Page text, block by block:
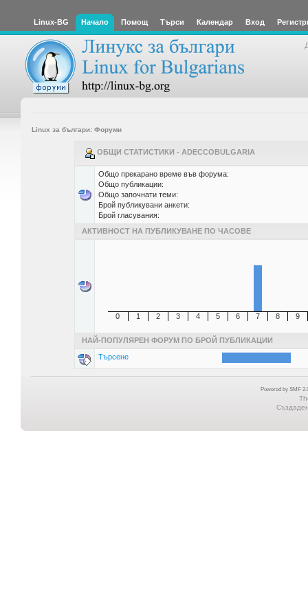
Linux-BG Начало Помощ Търси Календар Вход
Linux за българи: Форуми
ОБЩИ СТАТИСТИКИ - ADECCOBULGARIA
Общо прекарано време във форума:
Общо публикации:
Общо започнати теми:
Брой публикувани анкети:
Брой гласувания:
АКТИВНОСТ НА ПУБЛИКУВАНЕ ПО ЧАСОВЕ
0 1 2 3 4 5 6 7 8 9
НАЙ-ПОПУЛЯРЕН ФОРУМ ПО БРОЙ ПУБЛИКАЦИИ
Търсене
Powered by SMF